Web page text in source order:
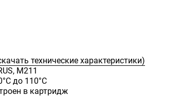
технические характеристики)
M211
до 110°С
в картридж